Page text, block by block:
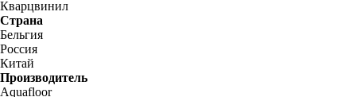
Кварцвинил
Страна
Бельгия
Россия
Китай
Производитель
Aquafloor